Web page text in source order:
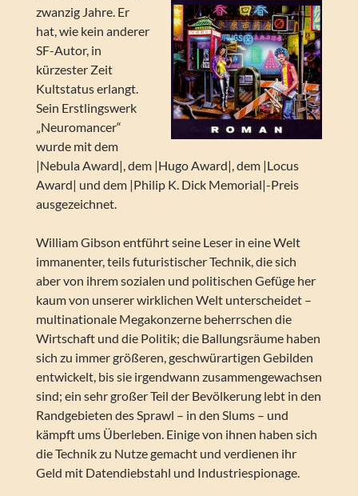
zwanzig Jahre. Er
hat, wie kein anderer
SF-Autor, in
kürzester Zeit
Kultstatus erlangt.
Sein Erstlingswerk
„Neuromancer“
wurde mit dem
|Nebula Award|, dem |Hugo Award|, dem |Locus
Award| und dem |Philip K. Dick Memorial|-Preis
ausgezeichnet.
William Gibson entführt seine Leser in eine Welt
immanenter, teils futuristischer Technik, die sich
aber von ihrem sozialen und politischen Gefüge her
kaum von unserer wirklichen Welt unterscheidet –
multinationale Megakonzerne beherrschen die
Wirtschaft und die Politik; die Ballungsräume haben
sich zu immer größeren, geschwürartigen Gebilden
entwickelt, bis sie irgendwann zusammengewachsen
sind; ein sehr großer Teil der Bevölkerung lebt in den
Randgebieten des Sprawl – in den Slums – und
kämpft ums Überleben. Einige von ihnen haben sich
die Technik zu Nutze gemacht und verdienen ihr
Geld mit Datendiebstahl und Industriespionage.